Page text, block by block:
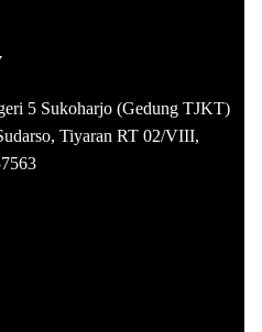
5 Sukoharjo (Gedung TJKT)
Tiyaran RT 02/VIII,